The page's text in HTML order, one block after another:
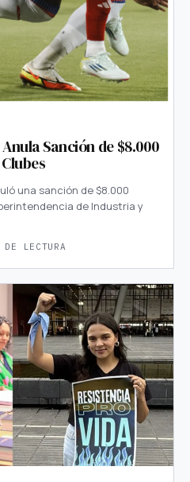
Sanción de $8.000
una sanción de $8.000
de Industria y
LECTURA